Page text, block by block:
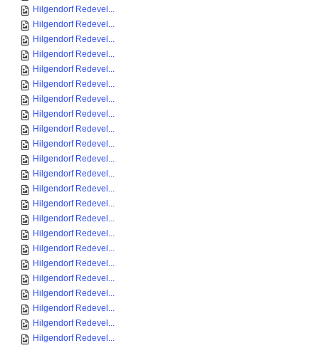
Hilgendorf Redevel...
Hilgendorf Redevel...
Hilgendorf Redevel...
Hilgendorf Redevel...
Hilgendorf Redevel...
Hilgendorf Redevel...
Hilgendorf Redevel...
Hilgendorf Redevel...
Hilgendorf Redevel...
Hilgendorf Redevel...
Hilgendorf Redevel...
Hilgendorf Redevel...
Hilgendorf Redevel...
Hilgendorf Redevel...
Hilgendorf Redevel...
Hilgendorf Redevel...
Hilgendorf Redevel...
Hilgendorf Redevel...
Hilgendorf Redevel...
Hilgendorf Redevel...
Hilgendorf Redevel...
Hilgendorf Redevel...
Hilgendorf Redevel...